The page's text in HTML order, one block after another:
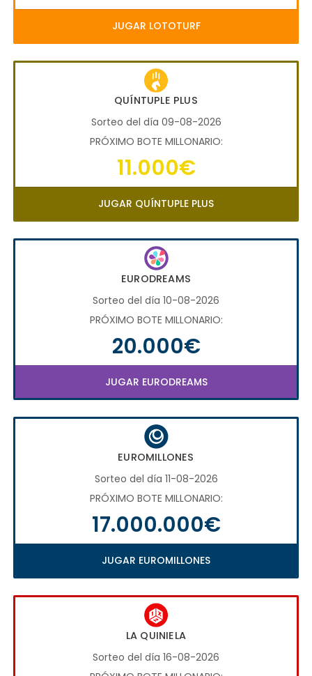
JUGAR LOTOTURF
QUÍNTUPLE PLUS
Sorteo del día 09-08-2026
PRÓXIMO BOTE MILLONARIO:
11.000€
JUGAR QUÍNTUPLE PLUS
EURODREAMS
Sorteo del día 10-08-2026
PRÓXIMO BOTE MILLONARIO:
20.000€
JUGAR EURODREAMS
EUROMILLONES
Sorteo del día 11-08-2026
PRÓXIMO BOTE MILLONARIO:
17.000.000€
JUGAR EUROMILLONES
LA QUINIELA
Sorteo del día 16-08-2026